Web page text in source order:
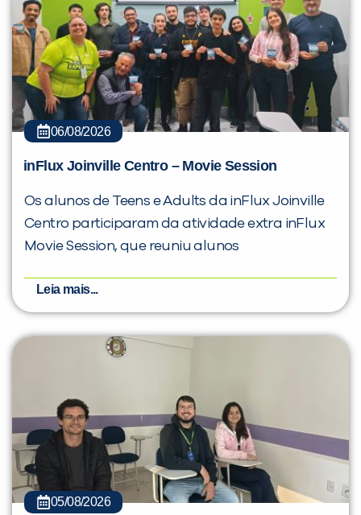
06/08/2026
inFlux Joinville Centro – Movie Session
Os alunos de Teens e Adults da inFlux Joinville
Centro participaram da atividade extra inFlux
Movie Session, que reuniu alunos
Leia mais...
05/08/2026